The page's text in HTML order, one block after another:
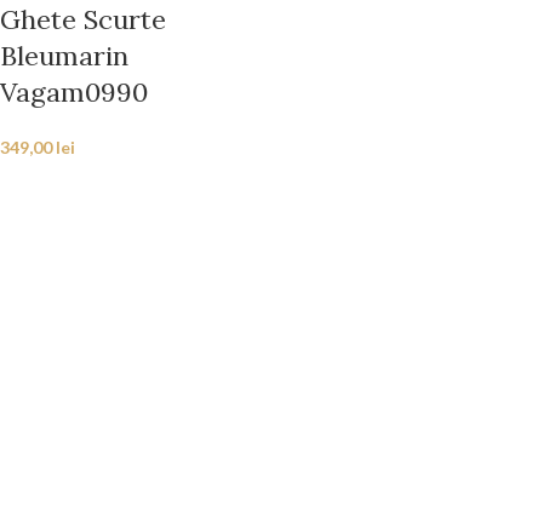
Ghete Scurte
Bleumarin
Vagam0990
349,00lei